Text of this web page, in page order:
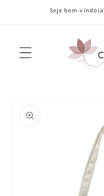
Seja bem-
informação
do produto